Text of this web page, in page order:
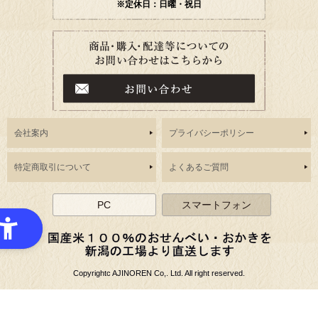
※定休日：日曜・祝日
会社案内 プライバシーポリシー
特定商取引について よくあるご質問
PC スマートフォン
Copyrightc AJINOREN Co,. Ltd. All right reserved.